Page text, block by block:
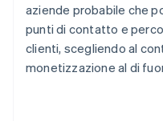
aziende probabile che
punti di contatto e
clienti, scegliendo al
monetizzazione al di